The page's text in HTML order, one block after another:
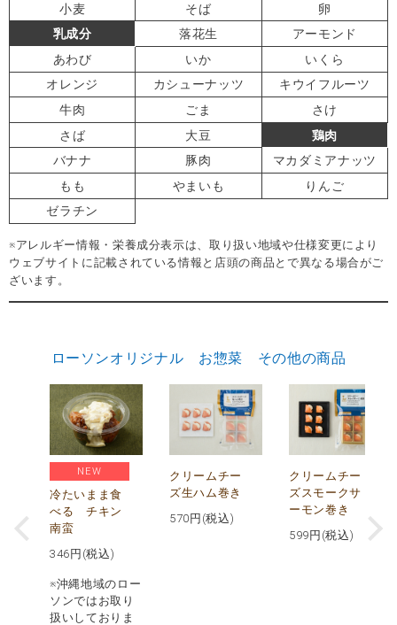
小麦
そば
卵
乳成分
落花生
アーモンド
あわび
いか
いくら
オレンジ
カシューナッツ
キウイフルーツ
牛肉
ごま
さけ
さば
大豆
鶏肉
バナナ
豚肉
マカダミアナッツ
もも
やまいも
りんご
ゼラチン
※アレルギー情報・栄養成分表示は、取り扱い地域や仕様変更により
ウェブサイトに記載されている情報と店頭の商品とで異なる場合がご
ざいます。
ローソンオリジナル お惣菜 その他の商品
NEW
冷たいまま食
べる チキン
南蛮
346 円(税込)
※沖縄地域のロー
ソンではお取り
扱いしておりま
クリームチー
ズ生ハム巻き
570 円(税込)
クリームチー
ズスモークサ
ーモン巻き
599 円(税込)